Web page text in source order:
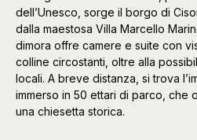
dell’Unesco, sorge il borgo di
dalla maestosa Villa Marcello
dimora offre camere e suite con
colline circostanti, oltre alla
locali. A breve distanza, si trova
immerso in 50 ettari di parco, che
una chiesetta storica.